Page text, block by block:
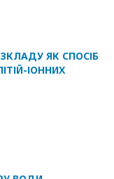
ЯК СПОСІБ
ІОННИХ